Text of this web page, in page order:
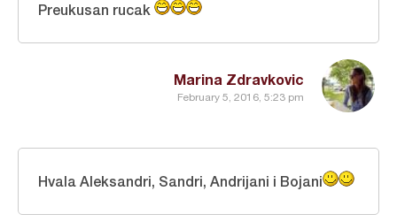
Marina Zdravkovic
February 5, 2016, 5:23 pm
Preukusan rucak
Hvala Aleksandri, Sandri, Andrijani i Bojani